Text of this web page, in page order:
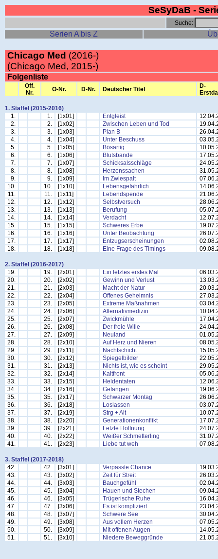
SeSyDaB -
Suche:
Serien A bis Z
Chicago Med (2016-)
(Chicago Med, 2015-)
Folgenliste
Off.
Nr.
O-Nr. D-Nr. Deutscher Titel
D-
1. Staffel (2015-2016)
1.
1. [1x01] Entgleist
2.
2. [1x02] Zwischen Leben und Tod
3.
3. [1x03] Plan B
4.
4. [1x04] Unter Beschuss
5.
5. [1x05] Bösartig
6.
6. [1x06] Blutsbande
7.
7. [1x07] Schicksalsschläge
8.
8. [1x08] Herzenssachen
9.
9. [1x09] Im Zwiespalt
10.
10. [1x10] Lebensgefährlich
11.
11. [1x11] Lebendspende
12.
12. [1x12] Selbstversuch
13.
13. [1x13] Berufung
14.
14. [1x14] Verdacht
15.
15. [1x15] Schweres Erbe
16.
16. [1x16] Unter Beobachtung
17.
17. [1x17] Entzugserscheinungen
18.
18. [1x18] Eine Frage des Timings
2. Staffel (2016-2017)
19.
19. [2x01] Ein letztes erstes Mal
20.
20. [2x02] Gewinn und Verlust
21.
21. [2x03] Macht der Natur
22.
22. [2x04] Offenes Geheimnis
23.
23. [2x05] Extreme Maßnahmen
24.
24. [2x06] Alternativmedizin
25.
25. [2x07] Zwickmühle
26.
26. [2x08] Der freie Wille
27.
27. [2x09] Neuland
28.
28. [2x10] Auf Herz und Nieren
29.
29. [2x11] Nachtschicht
30.
30. [2x12] Spiegelbilder
31.
31. [2x13] Nichts ist, wie es scheint
32.
32. [2x14] Kaltfront
33.
33. [2x15] Heldentaten
34.
34. [2x16] Gefangen
35.
35. [2x17] Schwarzer Montag
36.
36. [2x18] Loslassen
37.
37. [2x19] Strg + Alt
38.
38. [2x20] Generationenkonflikt
39.
39. [2x21] Letzte Hoffnung
40.
40. [2x22] Weißer Schmetterling
41.
41. [2x23] Liebe tut weh
3. Staffel (2017-2018)
42.
42. [3x01] Verpasste Chance
43.
43. [3x02] Zeit für Streit
44.
44. [3x03] Bauchgefühl
45.
45. [3x04] Hauen und Stechen
46.
46. [3x05] Trügerische Ruhe
47.
47. [3x06] Es ist kompliziert
48.
48. [3x07] Schwere See
49.
49. [3x08] Aus vollem Herzen
50.
50. [3x09] Mit offenen Augen
51.
51. [3x10] Niedere Beweggründe